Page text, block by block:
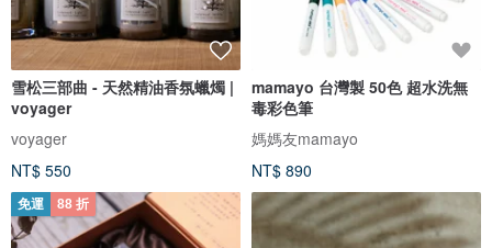
雪松三部曲 - 天然精油香氛蠟燭 |
voyager
voyager
NT$ 550
mamayo 台灣製 50色 超水洗無
毒彩色筆
媽媽友mamayo
NT$ 890
免運 88 折